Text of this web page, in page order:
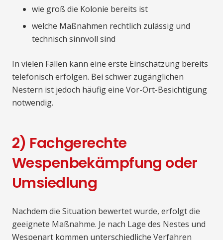
wie groß die Kolonie bereits ist
welche Maßnahmen rechtlich zulässig und
technisch sinnvoll sind
In vielen Fällen kann eine erste Einschätzung bereits
telefonisch erfolgen. Bei schwer zugänglichen
Nestern ist jedoch häufig eine Vor-Ort-Besichtigung
notwendig.
2) Fachgerechte
Wespenbekämpfung oder
Umsiedlung
Nachdem die Situation bewertet wurde, erfolgt die
geeignete Maßnahme. Je nach Lage des Nestes und
Wespenart kommen unterschiedliche Verfahren